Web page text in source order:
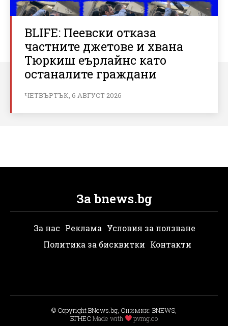
BLIFE: Пеевски отказа
частните джетове и хвана
Тюркиш еърлайнс като
останалите граждани
ЧЕТВЪРТЪК, 6 АВГУСТ 2026
За bnews.bg
За нас Реклама Условия за ползване
Политика за бисквитки Контакти
© Copyright BNews.bg, Снимки: BNEWS,
БГНЕС Мade with pvmg.co